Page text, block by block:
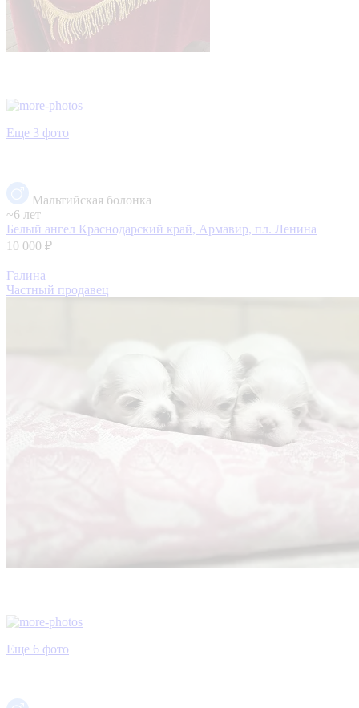
Еще 3 фото
Мальтийская болонка
~6 лет
Белый ангел Краснодарский край, Армавир, пл. Ленина
10 000 ₽
Галина
Частный продавец
Еще 6 фото